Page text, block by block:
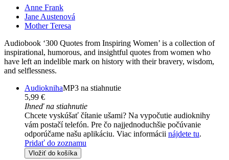
Anne Frank
Jane Austenová
Mother Teresa
Audiobook ‘300 Quotes from Inspiring Women’ is a collection of
inspirational, humorous, and insightful quotes from women who
have left an indelible mark on history with their bravery, wisdom,
and selflessness.
AudioknihaMP3 na stiahnutie
5,99 €
Ihneď na stiahnutie
Chcete vyskúšať čítanie ušami? Na vypočutie audioknihy
vám postačí telefón. Pre čo najjednoduchšie počúvanie
odporúčame našu aplikáciu. Viac informácii nájdete tu.
Pridať do zoznamu
Vložiť do košíka